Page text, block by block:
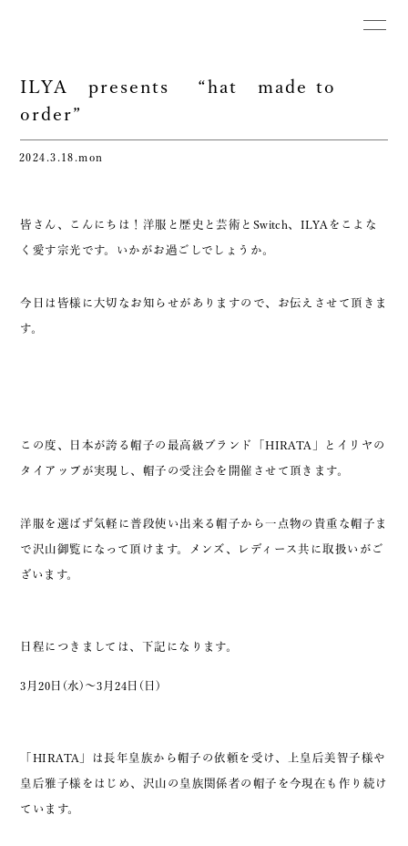
ILYA presents “hat made to
order”
2024.3.18.mon
皆さん、こんにちは！洋服と歴史と芸術とSwitch、ILYAをこよな
く愛す宗光です。いかがお過ごしでしょうか。
今日は皆様に大切なお知らせがありますので、お伝えさせて頂きま
す。
この度、日本が誇る帽子の最高級ブランド「HIRATA」とイリヤの
タイアップが実現し、帽子の受注会を開催させて頂きます。
洋服を選ばず気軽に普段使い出来る帽子から一点物の貴重な帽子ま
で沢山御覧になって頂けます。メンズ、レディース共に取扱いがご
ざいます。
日程につきましては、下記になります。
3月20日(水)〜3月24日(日)
「HIRATA」は長年皇族から帽子の依頼を受け、上皇后美智子様や
皇后雅子様をはじめ、沢山の皇族関係者の帽子を今現在も作り続け
ています。